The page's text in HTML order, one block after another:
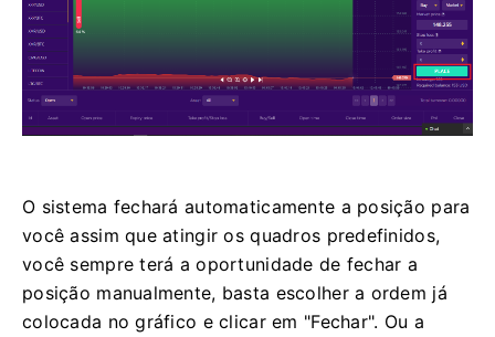
O sistema fechará automaticamente a posição para
você assim que atingir os quadros predefinidos,
você sempre terá a oportunidade de fechar a
posição manualmente, basta escolher a ordem já
colocada no gráfico e clicar em "Fechar". Ou a